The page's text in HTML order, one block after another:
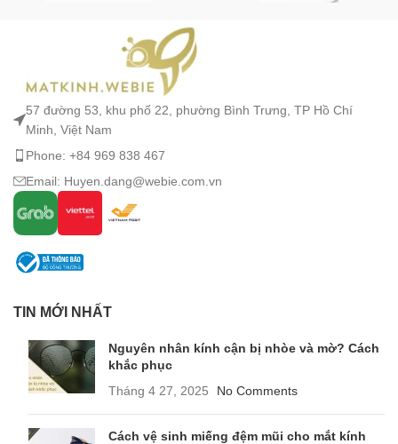
57 đường 53, khu phố 22, phường Bình Trưng, TP Hồ Chí
Minh, Việt Nam
Phone: +84 969 838 467
Email: Huyen.dang@webie.com.vn
TIN MỚI NHẤT
Nguyên nhân kính cận bị nhòe và mờ? Cách
khắc phục
Tháng 4 27, 2025
No Comments
Cách vệ sinh miếng đệm mũi cho mắt kính